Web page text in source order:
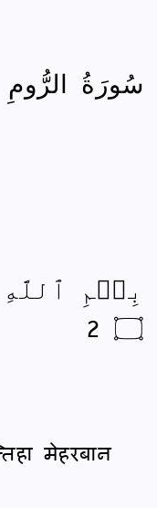
سُورَةُ الرُّومِ ۝ 1
بِسۡمِ
۝ 2
मेहरबान